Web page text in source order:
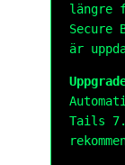
längre
Secure
är
Tails